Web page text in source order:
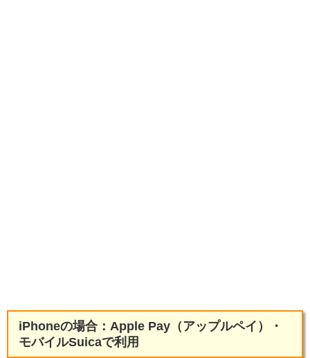
iPhoneの場合：Apple Pay（アップルペイ）・
モバイルSuicaで利用